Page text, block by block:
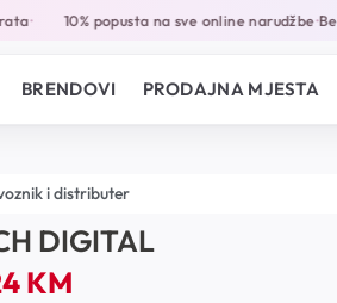
• 10% popusta na sve online narudžbe•
BRENDOVI PRODAJNA MJESTA
i distributer
DIGITAL
KM